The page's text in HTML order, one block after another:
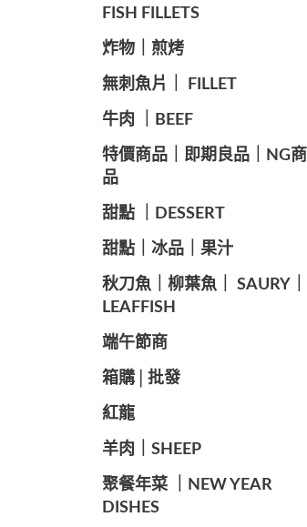
FISH FILLETS
️炸物｜煎烤
️無刺魚片｜ FILLET
牛肉 ｜BEEF
️特價商品｜即期良品｜NG商
品
甜點 ｜DESSERT
️甜點｜冰品｜果汁
️秋刀魚｜柳葉魚｜ SAURY｜
LEAFFISH
️端午節商️
️箱購│批發
紅龍
羊肉｜SHEEP
️聚餐年菜 ｜NEW YEAR
DISHES